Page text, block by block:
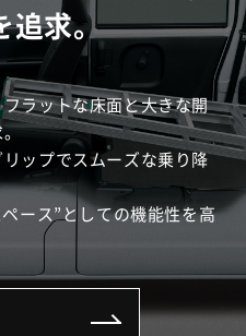
追求。
ラットな床面と大きな開
。
ップでスムーズな乗り降
ース”としての機能性を高